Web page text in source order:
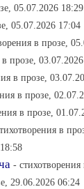
05.07.2026 18:29
05.07.2026 17:04
в прозе,
прозе,
в прозе,
в прозе,
в прозе,
в
-
29.06.2026 06:24